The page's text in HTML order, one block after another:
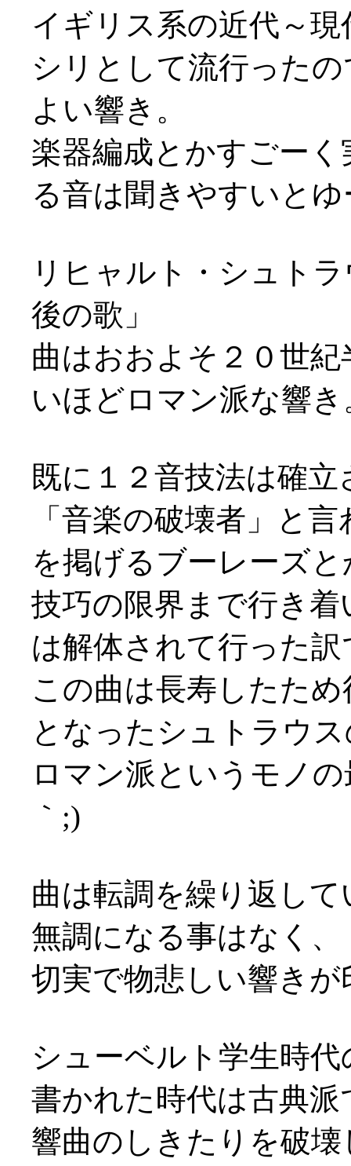
イギリス系の近代～
シリとして流行った
よい響き。
楽器編成とかすごー
る音は聞きやすいとゆ
リヒャルト・シュト
後の歌」
曲はおおよそ２０世
いほどロマン派な響き
既に１２音技法は確
「音楽の破壊者」と
を掲げるブーレーズ
技巧の限界まで行き
は解体されて行った
この曲は長寿したた
となったシュトラウ
ロマン派というモノ
｀;)
曲は転調を繰り返し
無調になる事はなく、
切実で物悲しい響き
シューベルト学生時代
書かれた時代は古典
響曲のしきたりを破